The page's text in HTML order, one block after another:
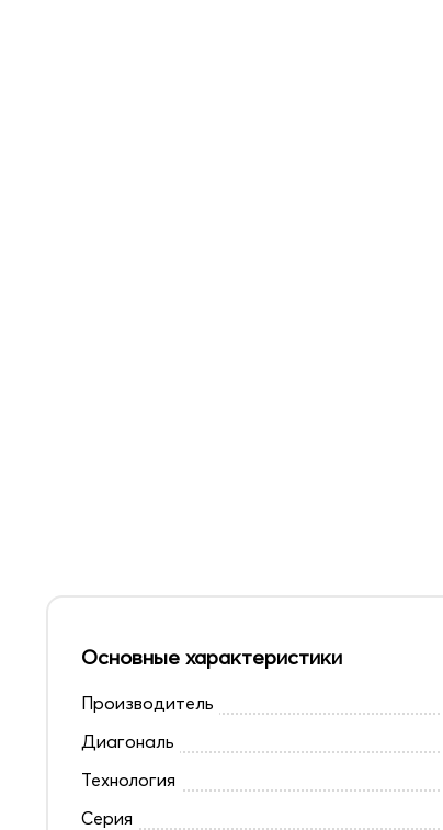
Основные характеристики
Производитель
Диагональ
Технология
Серия